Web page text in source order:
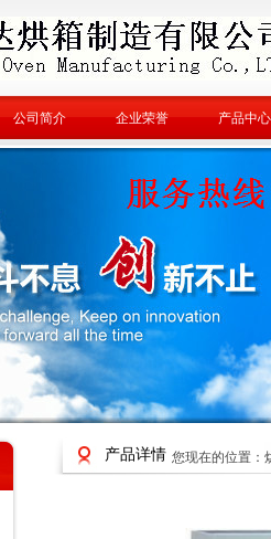
公司简介 企业荣誉 产品中心
产品详情 您现在的位置：